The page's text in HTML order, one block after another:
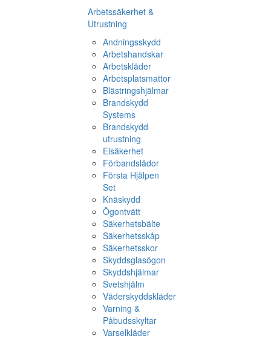
Arbetssäkerhet &
Utrustning
Andningsskydd
Arbetshandskar
Arbetskläder
Arbetsplatsmattor
Blästringshjälmar
Brandskydd
Systems
Brandskydd
utrustning
Elsäkerhet
Förbandslådor
Första Hjälpen
Set
Knäskydd
Ögontvätt
Säkerhetsbälte
Säkerhetsskåp
Säkerhetsskor
Skyddsglasögon
Skyddshjälmar
Svetshjälm
Väderskyddskläder
Varning &
Påbudsskyltar
Varselkläder